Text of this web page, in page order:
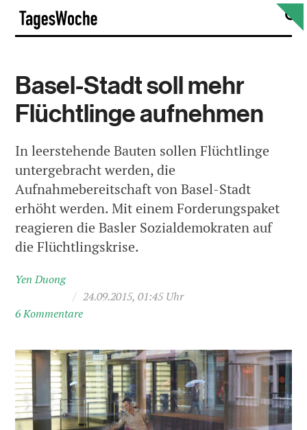
Skip
content
Basel-Stadt soll mehr
Flüchtlinge aufnehmen
In leerstehende Bauten sollen Flüchtlinge
untergebracht werden, die
Aufnahmebereitschaft von Basel-Stadt
erhöht werden. Mit einem Forderungspaket
reagieren die Basler Sozialdemokraten auf
die Flüchtlingskrise.
Yen Duong
/ 24.09.2015, 01:45 Uhr
6 Kommentare